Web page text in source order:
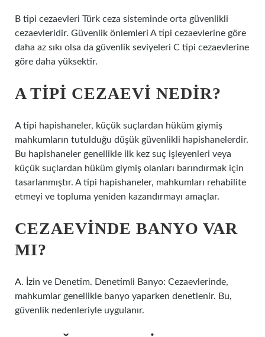
B tipi cezaevleri Türk ceza sisteminde orta güvenlikli
cezaevleridir. Güvenlik önlemleri A tipi cezaevlerine göre
daha az sıkı olsa da güvenlik seviyeleri C tipi cezaevlerine
göre daha yüksektir.
A TIPI CEZAEVI NEDIR?
A tipi hapishaneler, küçük suçlardan hüküm giymiş
mahkumların tutulduğu düşük güvenlikli hapishanelerdir.
Bu hapishaneler genellikle ilk kez suç işleyenleri veya
küçük suçlardan hüküm giymiş olanları barındırmak için
tasarlanmıştır. A tipi hapishaneler, mahkumları rehabilite
etmeyi ve topluma yeniden kazandırmayı amaçlar.
CEZAEVINDE BANYO VAR
MI?
A. İzin ve Denetim. Denetimli Banyo: Cezaevlerinde,
mahkumlar genellikle banyo yaparken denetlenir. Bu,
güvenlik nedenleriyle uygulanır.